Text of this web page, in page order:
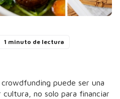
1 minuto de lectura
puede ser una
no solo para financiar